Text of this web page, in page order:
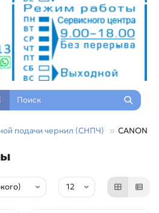
подачи чернил (СНПЧ) CANON